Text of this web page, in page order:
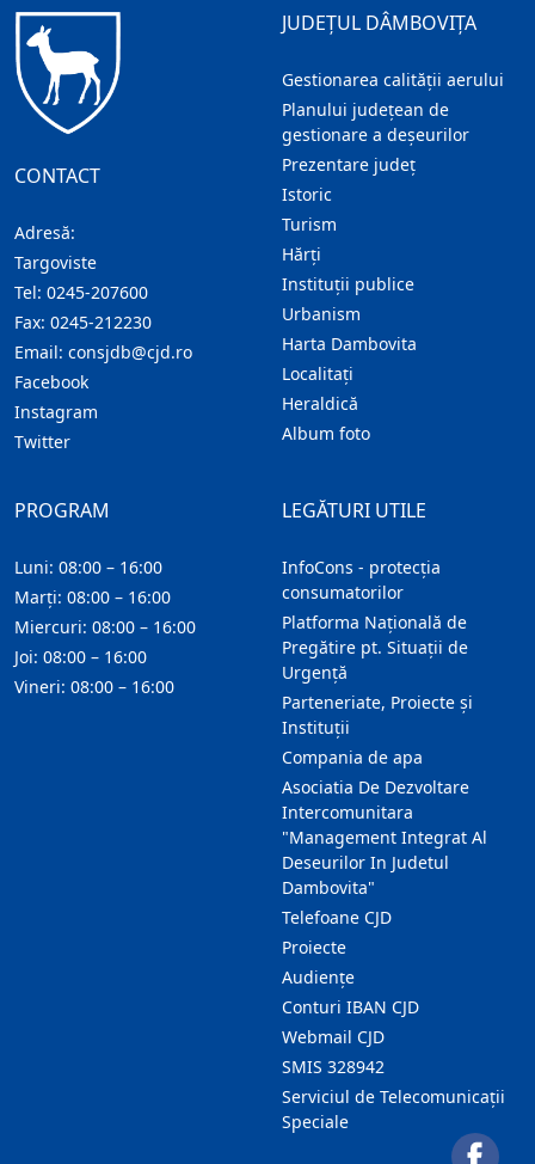
CONTACT
Adresă:
Targoviste
Tel: 0245-207600
Fax: 0245-212230
Email: consjdb@cjd.ro
Facebook
Instagram
Twitter
JUDEȚUL DÂMBOVIȚA
Gestionarea calității aerului
Planului județean de
gestionare a deșeurilor
Prezentare judeţ
Istoric
Turism
Hărţi
Instituţii publice
Urbanism
Harta Dambovita
Localitaţi
Heraldică
Album foto
LEGĂTURI UTILE
InfoCons - protecția
consumatorilor
Platforma Națională de
Pregătire pt. Situații de
Urgență
Parteneriate, Proiecte și
Instituții
Compania de apa
Asociatia De Dezvoltare
Intercomunitara
"Management Integrat Al
Deseurilor In Judetul
Dambovita"
Telefoane CJD
Proiecte
Audienţe
Conturi IBAN CJD
Webmail CJD
SMIS 328942
Serviciul de Telecomunicații
Speciale
PROGRAM
Luni: 08:00 – 16:00
Marți: 08:00 – 16:00
Miercuri: 08:00 – 16:00
Joi: 08:00 – 16:00
Vineri: 08:00 – 16:00